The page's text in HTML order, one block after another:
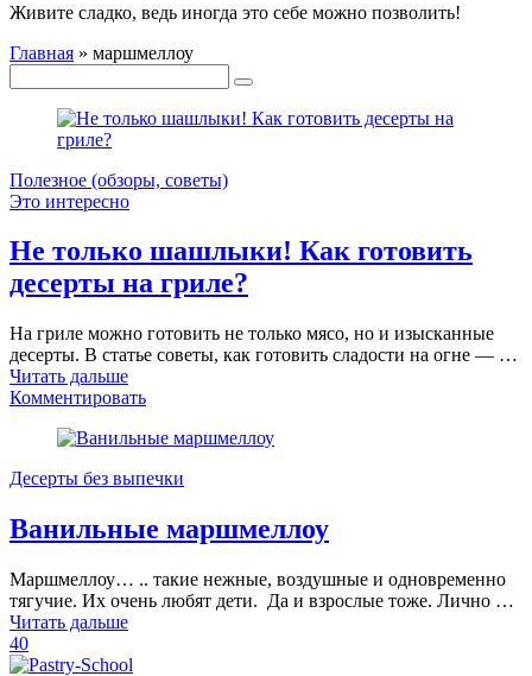
Живите сладко, ведь иногда это себе можно позволить!
Главная » маршмеллоу
Полезное (обзоры, советы)
Это интересно
Не только шашлыки! Как готовить
десерты на гриле?
На гриле можно готовить не только мясо, но и изысканные
десерты. В статье советы, как готовить сладости на огне — …
Читать дальше
Комментировать
Десерты без выпечки
Ванильные маршмеллоу
Маршмеллоу… .. такие нежные, воздушные и одновременно
тягучие. Их очень любят дети. Да и взрослые тоже. Лично …
Читать дальше
40